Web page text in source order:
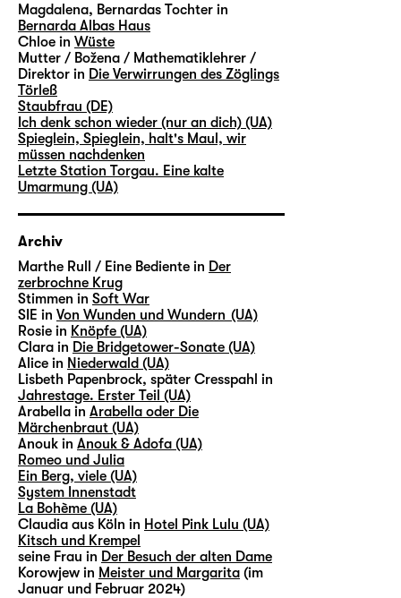
Magdalena, Bernardas Tochter in
Bernarda Albas Haus
Chloe in Wüste
Mutter / Božena / Mathematiklehrer /
Direktor in Die Verwirrungen des Zöglings
Törleß
Staubfrau (DE)
Ich denk schon wieder (nur an dich) (UA)
Spieglein, Spieglein, halt's Maul, wir
müssen nachdenken
Letzte Station Torgau. Eine kalte
Umarmung (UA)
Archiv
Marthe Rull / Eine Bediente in Der
zerbrochne Krug
Stimmen in Soft War
SIE in Von Wunden und Wundern (UA)
Rosie in Knöpfe (UA)
Clara in Die Bridgetower-Sonate (UA)
Alice in Niederwald (UA)
Lisbeth Papenbrock, später Cresspahl in
Jahrestage. Erster Teil (UA)
Arabella in Arabella oder Die
Märchenbraut (UA)
Anouk in Anouk & Adofa (UA)
Romeo und Julia
Ein Berg, viele (UA)
System Innenstadt
La Bohème (UA)
Claudia aus Köln in Hotel Pink Lulu (UA)
Kitsch und Krempel
seine Frau in Der Besuch der alten Dame
Korowjew in Meister und Margarita (im
Januar und Februar 2024)